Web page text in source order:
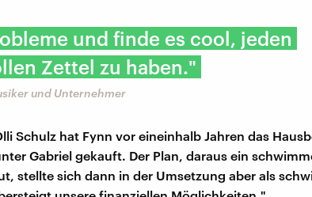
und finde es cool, jeden
Zettel zu haben."
und Unternehmer
Schulz hat Fynn vor eineinhalb Jahren das
Gabriel gekauft. Der Plan, daraus ein
stellte sich dann in der Umsetzung aber als